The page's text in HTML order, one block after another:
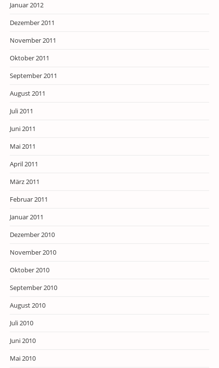
Januar 2012
Dezember 2011
November 2011
Oktober 2011
September 2011
August 2011
Juli 2011
Juni 2011
Mai 2011
April 2011
März 2011
Februar 2011
Januar 2011
Dezember 2010
November 2010
Oktober 2010
September 2010
August 2010
Juli 2010
Juni 2010
Mai 2010